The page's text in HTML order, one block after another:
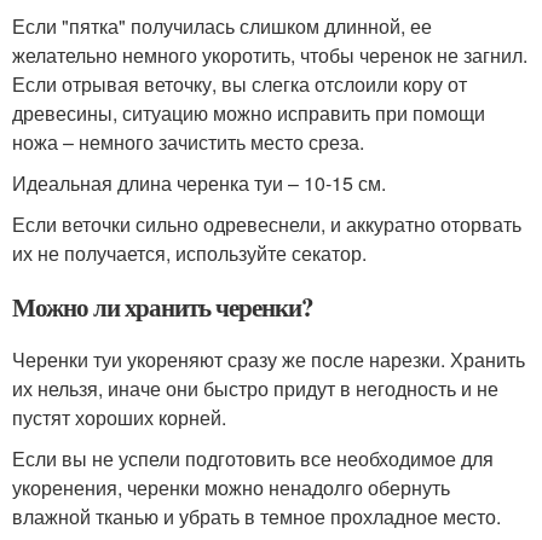
Если "пятка" получилась слишком длинной, ее
желательно немного укоротить, чтобы черенок не загнил.
Если отрывая веточку, вы слегка отслоили кору от
древесины, ситуацию можно исправить при помощи
ножа – немного зачистить место среза.
Идеальная длина черенка туи – 10-15 см.
Если веточки сильно одревеснели, и аккуратно оторвать
их не получается, используйте секатор.
Можно ли хранить черенки?
Черенки туи укореняют сразу же после нарезки. Хранить
их нельзя, иначе они быстро придут в негодность и не
пустят хороших корней.
Если вы не успели подготовить все необходимое для
укоренения, черенки можно ненадолго обернуть
влажной тканью и убрать в темное прохладное место.